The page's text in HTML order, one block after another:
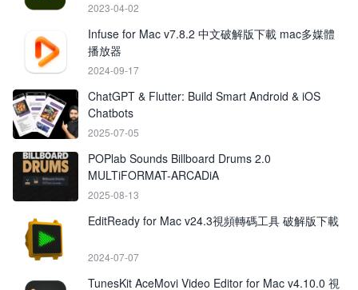
2023-04-02
Infuse for Mac v7.8.2 中文破解版下載 mac多媒體
播放器
2024-09-17
ChatGPT & Flutter: Build Smart Android & iOS
Chatbots
2025-07-05
POPlab Sounds Billboard Drums 2.0
MULTiFORMAT-ARCADiA
2025-08-13
EditReady for Mac v24.3視頻轉碼工具 破解版下載
2024-07-07
TunesKit AceMovi Video Editor for Mac v4.10.0 視